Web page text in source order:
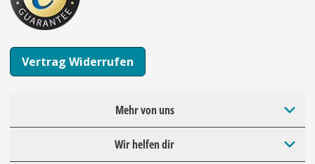
Vertrag Widerrufen
Mehr von uns
Wir helfen dir